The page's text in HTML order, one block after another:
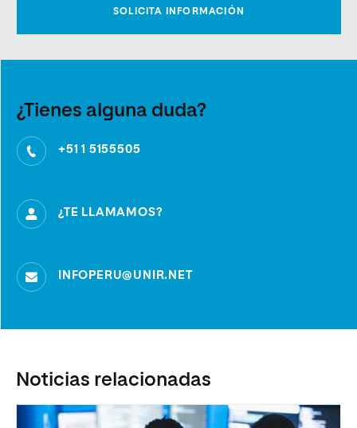
¿Tienes alguna duda?
+51 1 5155505
¿TE LLAMAMOS?
INFOPERU@UNIR.NET
Noticias relacionadas